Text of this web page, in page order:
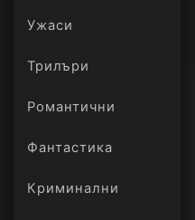
Ужаси
Трилъри
онлайн
Романтични
Фантастика
Криминални